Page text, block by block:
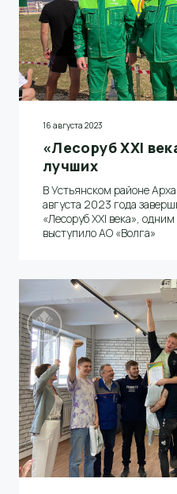
16 августа 2023
«Лесоруб XXI
лучших
В Устьянском районе
августа 2023 года
«Лесоруб XXI века»,
выступило АО «Волга»